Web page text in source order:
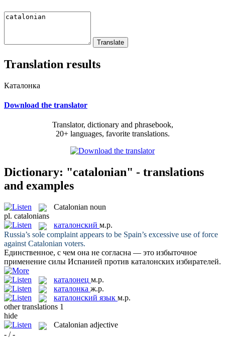
Translation results
Каталонка
Download the translator
Translator, dictionary and phrasebook,
20+ languages, favorite translations.
Dictionary: "catalonian" - translations
and examples
Catalonian noun
pl. catalonians
каталонский м.р.
Russia’s sole complaint appears to be Spain’s excessive use of force
against Catalonian voters.
Единственное, с чем она не согласна — это избыточное
применение силы Испанией против каталонских избирателей.
каталонец м.р.
каталонка ж.р.
каталонский язык м.р.
other translations 1
hide
Catalonian adjective
- / -